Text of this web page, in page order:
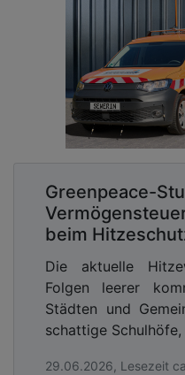
Greenpeace-
beim
Die aktuelle
Folgen leerer
Städten und
schattige
29.06.2026, Lesezeit